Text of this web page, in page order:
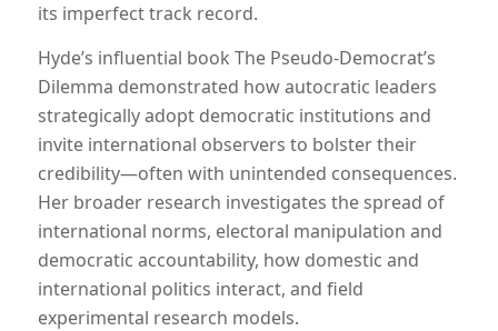
its imperfect track record.
Hyde’s influential book The Pseudo-Democrat’s
Dilemma demonstrated how autocratic leaders
strategically adopt democratic institutions and
invite international observers to bolster their
credibility—often with unintended consequences.
Her broader research investigates the spread of
international norms, electoral manipulation and
democratic accountability, how domestic and
international politics interact, and field
experimental research models.